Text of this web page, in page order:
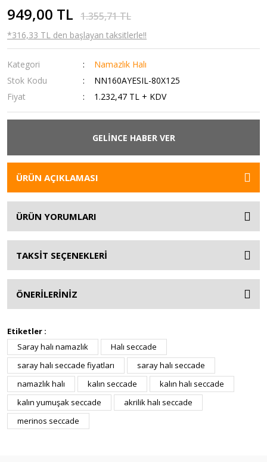
949,00 TL 1.355,71 TL
*316,33 TL den başlayan taksitlerle!!
Kategori
Namazlık Halı
Stok Kodu
NN160AYESIL-80X125
Fiyat
1.232,47 TL + KDV
GELİNCE HABER VER
ÜRÜN AÇIKLAMASI
ÜRÜN YORUMLARI
TAKSİT SEÇENEKLERİ
ÖNERİLERİNİZ
Etiketler :
Saray halı namazlık
Halı seccade
saray halı seccade fiyatları
saray halı seccade
namazlık halı
kalın seccade
kalın halı seccade
kalın yumuşak seccade
akrilik halı seccade
merinos seccade